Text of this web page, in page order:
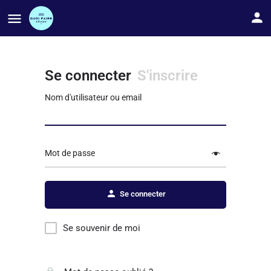
Se connecter S'inscrire
Nom d'utilisateur ou email
Mot de passe
Se connecter
Se souvenir de moi